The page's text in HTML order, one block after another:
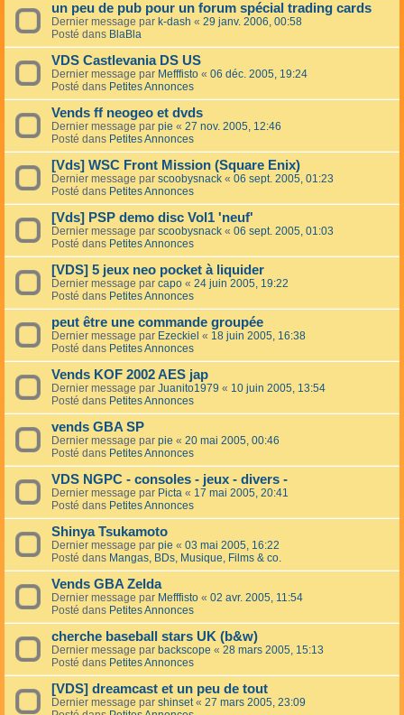
un peu de pub pour un forum spécial trading cards
Dernier message par k-dash « 29 janv. 2006, 00:58
Posté dans BlaBla
VDS Castlevania DS US
Dernier message par Mefffisto « 06 déc. 2005, 19:24
Posté dans Petites Annonces
Vends ff neogeo et dvds
Dernier message par pie « 27 nov. 2005, 12:46
Posté dans Petites Annonces
[Vds] WSC Front Mission (Square Enix)
Dernier message par scoobysnack « 06 sept. 2005, 01:23
Posté dans Petites Annonces
[Vds] PSP demo disc Vol1 'neuf'
Dernier message par scoobysnack « 06 sept. 2005, 01:03
Posté dans Petites Annonces
[VDS] 5 jeux neo pocket à liquider
Dernier message par capo « 24 juin 2005, 19:22
Posté dans Petites Annonces
peut être une commande groupée
Dernier message par Ezeckiel « 18 juin 2005, 16:38
Posté dans Petites Annonces
Vends KOF 2002 AES jap
Dernier message par Juanito1979 « 10 juin 2005, 13:54
Posté dans Petites Annonces
vends GBA SP
Dernier message par pie « 20 mai 2005, 00:46
Posté dans Petites Annonces
VDS NGPC - consoles - jeux - divers -
Dernier message par Picta « 17 mai 2005, 20:41
Posté dans Petites Annonces
Shinya Tsukamoto
Dernier message par pie « 03 mai 2005, 16:22
Posté dans Mangas, BDs, Musique, Films & co.
Vends GBA Zelda
Dernier message par Mefffisto « 02 avr. 2005, 11:54
Posté dans Petites Annonces
cherche baseball stars UK (b&w)
Dernier message par backscope « 28 mars 2005, 15:13
Posté dans Petites Annonces
[VDS] dreamcast et un peu de tout
Dernier message par shinset« 27 mars 2005, 23:09